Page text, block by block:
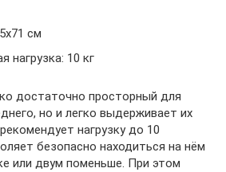
см
нагрузка: 10 кг
достаточно просторный для
но и легко выдерживает их
нагрузку до 10
безопасно находиться на нём
или двум поменьше. При этом